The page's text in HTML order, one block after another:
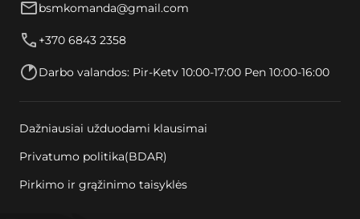
bsmkomanda@gmail.com
+370 6843 2358
Darbo valandos: Pir-Ketv 10:00-17:00 Pen 10:00-16:00
Dažniausiai užduodami klausimai
Privatumo politika(BDAR)
Pirkimo ir grąžinimo taisyklės